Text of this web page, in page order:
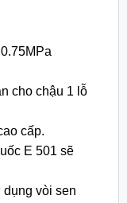
cho chậu 1 lỗ
cấp.
E 501 sẽ
dụng vòi sen